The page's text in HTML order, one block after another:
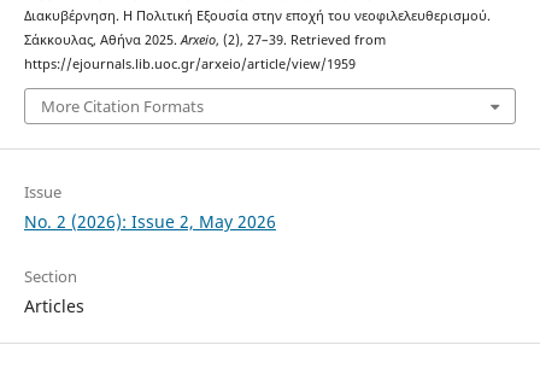
Διακυβέρνηση. Η Πολιτική Εξουσία στην εποχή του νεοφιλελευθερισμού.
Σάκκουλας, Αθήνα 2025.Arxeio, (2), 27–39. Retrieved from
https://ejournals.lib.uoc.gr/arxeio/article/view/1959
More Citation Formats
Issue
No. 2 (2026): Issue 2, May 2026
Section
Articles